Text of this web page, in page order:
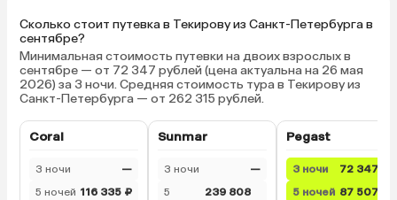
Сколько стоит путевка в Текирову из Санкт-Петербурга в
сентябре?
Минимальная стоимость путевки на двоих взрослых в
сентябре — от 72 347 рублей (цена актуальна на 26 мая
2026) за 3 ночи. Средняя стоимость тура в Текирову из
Санкт-Петербурга — от 262 315 рублей.
Coral
3 ночи
—
5 ночей 116 335 ₽
Sunmar
3 ночи
—
5
239 808
Pegast
3 ночи
72 347 ₽
5 ночей 87 507 ₽